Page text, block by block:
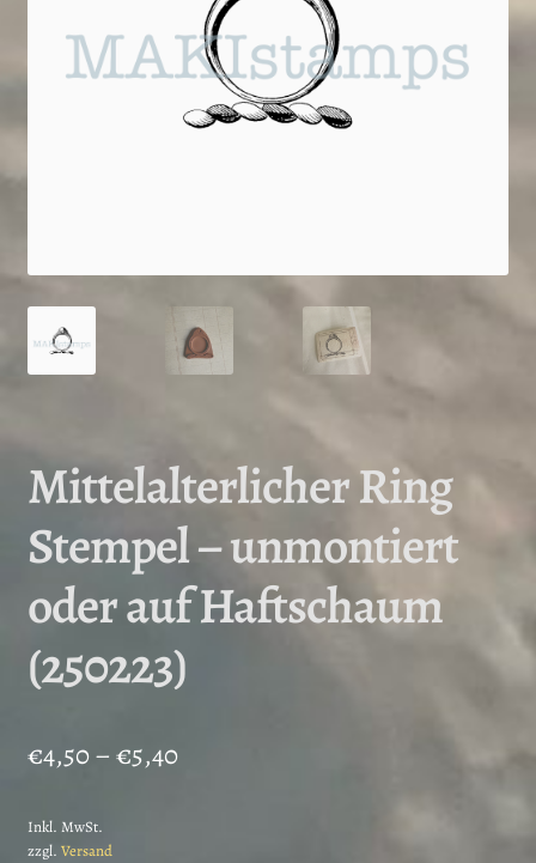
Mittelalterlicher Ring
Stempel – unmontiert
oder auf Haftschaum
(250223)
€4,50–€5,40Preisspanne:
Inkl. MwSt.
zzgl. Versand